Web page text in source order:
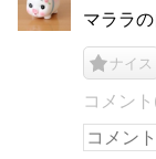
マララの
ナイス
コメン